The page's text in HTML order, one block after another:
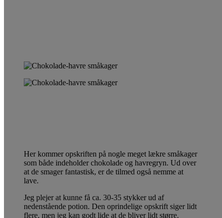
Her kommer opskriften på nogle meget lækre småkager
som både indeholder chokolade og havregryn. Ud over
at de smager fantastisk, er de tilmed også nemme at
lave.
Jeg plejer at kunne få ca. 30-35 stykker ud af
nedenstående potion. Den oprindelige opskrift siger lidt
flere, men jeg kan godt lide at de bliver lidt større.